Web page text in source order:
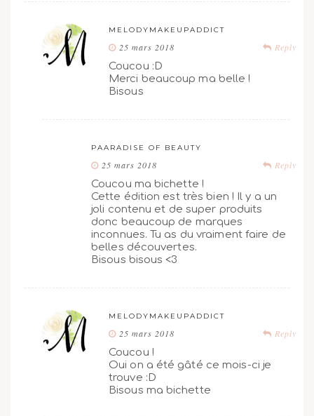
MELODYMAKEUPADDICT
Reply
25 mars 2018
Coucou :D
Merci beaucoup ma belle !
Bisous
PAARADISE OF BEAUTY
Reply
25 mars 2018
Coucou ma bichette !
Cette édition est très bien ! Il y a un
joli contenu et de super produits
donc beaucoup de marques
inconnues. Tu as du vraiment faire de
belles découvertes.
Bisous bisous <3
MELODYMAKEUPADDICT
Reply
25 mars 2018
Coucou !
Oui on a été gâté ce mois-ci je
trouve :D
Bisous ma bichette